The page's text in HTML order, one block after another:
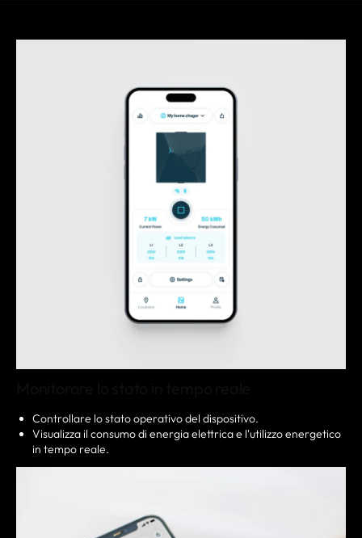
Controllare lo stato operativo del dispositivo.
Visualizza il consumo di energia elettrica e l'utilizzo energetico
in tempo reale.